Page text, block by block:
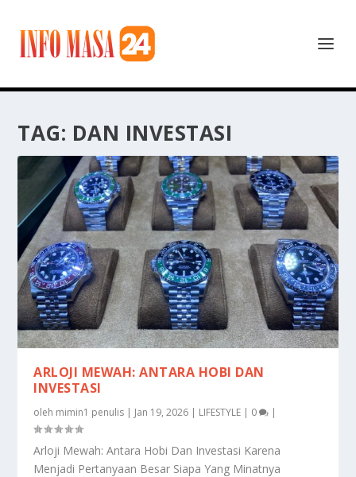
TAG: DAN INVESTASI
ARLOJI MEWAH: ANTARA HOBI DAN
INVESTASI
oleh mimin1 penulis | Jan 19, 2026 | LIFESTYLE | 0 |
Arloji Mewah: Antara Hobi Dan Investasi Karena
Menjadi Pertanyaan Besar Siapa Yang Minatnya